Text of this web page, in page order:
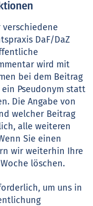
verschiedene
DaF/DaZ
wird mit
bei dem Beitrag
Pseudonym statt
Die Angabe von
welcher Beitrag
alle weiteren
Sie einen
wir weiterhin Ihre
löschen.
um uns in